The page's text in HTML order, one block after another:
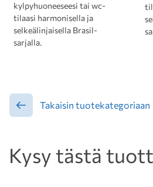
kylpyhuoneeseesi tai wc-
tilaasi harmonisella ja
selkeälinjaisella Brasil-
sarjalla.
Takaisin tuotekategoriaan
Kysy tästä